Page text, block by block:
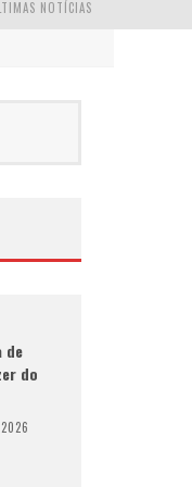
NOTÍCIAS
de
do